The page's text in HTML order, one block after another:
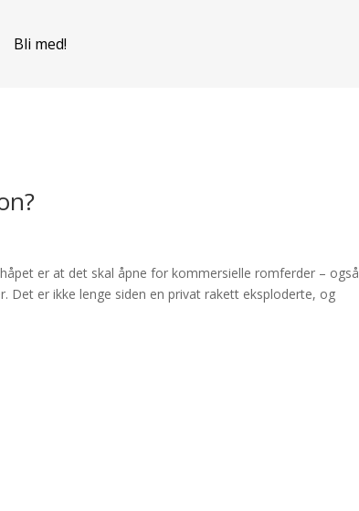
Bli med!
er at det skal åpne for kommersielle romferder – også
Det er ikke lenge siden en privat rakett eksploderte, og